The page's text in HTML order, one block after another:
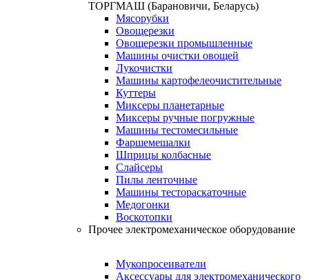
ТОРГМАШ (Барановичи, Беларусь)
Мясорубки
Овощерезки
Овощерезки промышленные
Машины очистки овощей
Лукочистки
Машины картофелеочистительные
Куттеры
Миксеры планетарные
Миксеры ручные погружные
Машины тестомесильные
Фаршемешалки
Шприцы колбасные
Слайсеры
Пилы ленточные
Машины тестораскаточные
Медогонки
Воскотопки
Прочее электромеханическое оборудование
Мукопросеиватели
Аксессуары для электромеханического